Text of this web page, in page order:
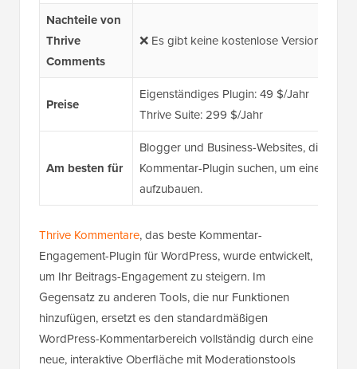
Nachteile von
Thrive
Comments
❌ Es gibt keine kostenlose Version.
Preise
Eigenständiges Plugin: 49 $/Jahr
Thrive Suite: 299 $/Jahr
Am besten für
Blogger und Business-Websites, die ein
Kommentar-Plugin suchen, um eine
aufzubauen.
Thrive Kommentare, das beste Kommentar-
Engagement-Plugin für WordPress, wurde entwickelt,
um Ihr Beitrags-Engagement zu steigern. Im
Gegensatz zu anderen Tools, die nur Funktionen
hinzufügen, ersetzt es den standardmäßigen
WordPress-Kommentarbereich vollständig durch eine
neue, interaktive Oberfläche mit Moderationstools